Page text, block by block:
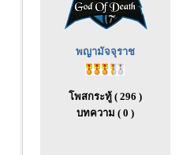
พญามัจจุราช
โพสกระทู้ ( 296 )
บทความ ( 0 )